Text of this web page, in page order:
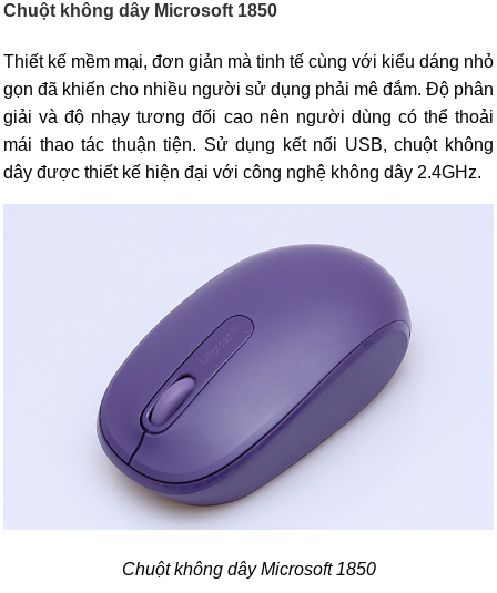
Chuột không dây Microsoft 1850
Thiết kế mềm mại, đơn giản mà tinh tế cùng với kiểu dáng nhỏ
gọn đã khiến cho nhiều người sử dụng phải mê đắm. Độ phân
giải và độ nhạy tương đối cao nên người dùng có thể thoải
mái thao tác thuận tiện. Sử dụng kết nối USB, chuột không
dây được thiết kế hiện đại với công nghệ không dây 2.4GHz.
Chuột không dây Microsoft 1850